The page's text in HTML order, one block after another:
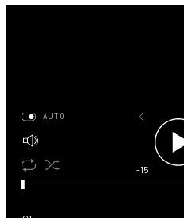
-15
AUTO